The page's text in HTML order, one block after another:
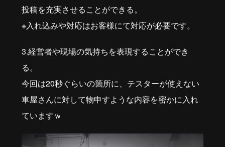
投稿を充実させることができる。
※入れ込みや対応はお客様にて対応が必要です。
3.経営者や現場の気持ちを表現することができ
る。
今回は20秒ぐらいの箇所に、テスターが使えない
車屋さんに対して物申すような内容を密かに入れ
ていますｗ